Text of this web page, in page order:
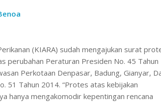
(KIARA) sudah mengajukan surat
perubahan Peraturan Presiden No. 45 Tahun
Perkotaan Denpasar, Badung, Gianyar,
51 Tahun 2014. “Protes atas kebijakan
hanya mengakomodir kepentingan rencana